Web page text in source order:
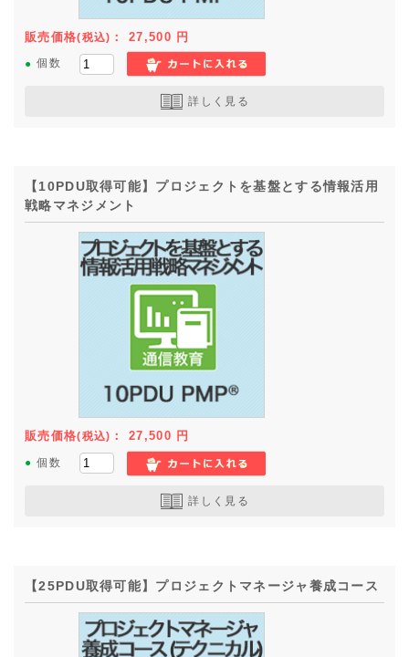
販売価格(税込) ：27,500 円
● 個数
詳しく見る
【10PDU取得可能】プロジェクトを基盤とする情報活用
戦略マネジメント
販売価格(税込) ：27,500 円
● 個数
詳しく見る
【25PDU取得可能】プロジェクトマネージャ養成コース